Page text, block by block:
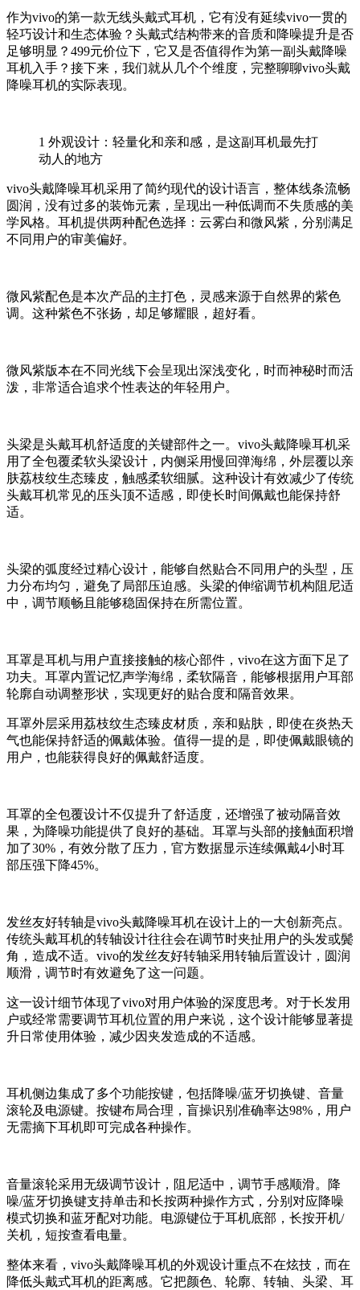
作为vivo的第一款无线头戴式耳机，它有没有延续vivo一贯的
轻巧设计和生态体验？头戴式结构带来的音质和降噪提升是否
足够明显？499元价位下，它又是否值得作为第一副头戴降噪
耳机入手？接下来，我们就从几个个维度，完整聊聊vivo头戴
降噪耳机的实际表现。
1 外观设计：轻量化和亲和感，是这副耳机最先打
动人的地方
vivo头戴降噪耳机采用了简约现代的设计语言，整体线条流畅
圆润，没有过多的装饰元素，呈现出一种低调而不失质感的美
学风格。耳机提供两种配色选择：云雾白和微风紫，分别满足
不同用户的审美偏好。
微风紫配色是本次产品的主打色，灵感来源于自然界的紫色
调。这种紫色不张扬，却足够耀眼，超好看。
微风紫版本在不同光线下会呈现出深浅变化，时而神秘时而活
泼，非常适合追求个性表达的年轻用户。
头梁是头戴耳机舒适度的关键部件之一。vivo头戴降噪耳机采
用了全包覆柔软头梁设计，内侧采用慢回弹海绵，外层覆以亲
肤荔枝纹生态臻皮，触感柔软细腻。这种设计有效减少了传统
头戴耳机常见的压头顶不适感，即使长时间佩戴也能保持舒
适。
头梁的弧度经过精心设计，能够自然贴合不同用户的头型，压
力分布均匀，避免了局部压迫感。头梁的伸缩调节机构阻尼适
中，调节顺畅且能够稳固保持在所需位置。
耳罩是耳机与用户直接接触的核心部件，vivo在这方面下足了
功夫。耳罩内置记忆声学海绵，柔软隔音，能够根据用户耳部
轮廓自动调整形状，实现更好的贴合度和隔音效果。
耳罩外层采用荔枝纹生态臻皮材质，亲和贴肤，即使在炎热天
气也能保持舒适的佩戴体验。值得一提的是，即使佩戴眼镜的
用户，也能获得良好的佩戴舒适度。
耳罩的全包覆设计不仅提升了舒适度，还增强了被动隔音效
果，为降噪功能提供了良好的基础。耳罩与头部的接触面积增
加了30%，有效分散了压力，官方数据显示连续佩戴4小时耳
部压强下降45%。
发丝友好转轴是vivo头戴降噪耳机在设计上的一大创新亮点。
传统头戴耳机的转轴设计往往会在调节时夹扯用户的头发或鬓
角，造成不适。vivo的发丝友好转轴采用转轴后置设计，圆润
顺滑，调节时有效避免了这一问题。
这一设计细节体现了vivo对用户体验的深度思考。对于长发用
户或经常需要调节耳机位置的用户来说，这个设计能够显著提
升日常使用体验，减少因夹发造成的不适感。
耳机侧边集成了多个功能按键，包括降噪/蓝牙切换键、音量
滚轮及电源键。按键布局合理，盲操识别准确率达98%，用户
无需摘下耳机即可完成各种操作。
音量滚轮采用无级调节设计，阻尼适中，调节手感顺滑。降
噪/蓝牙切换键支持单击和长按两种操作方式，分别对应降噪
模式切换和蓝牙配对功能。电源键位于耳机底部，长按开机/
关机，短按查看电量。
整体来看，vivo头戴降噪耳机的外观设计重点不在炫技，而在
降低头戴式耳机的距离感。它把颜色、轮廓、转轴、头梁、耳